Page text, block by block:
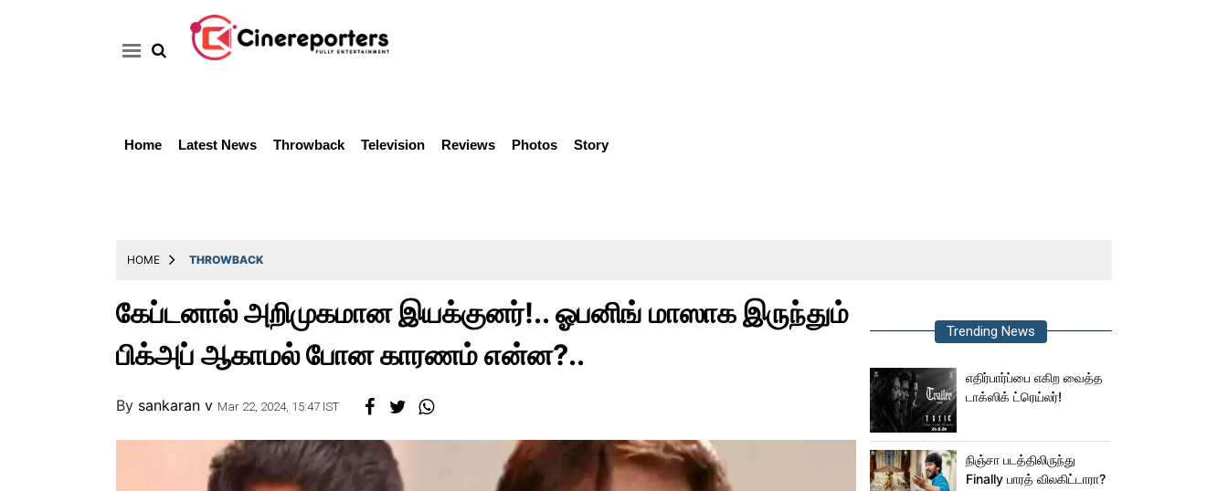
Home Latest News Throwback Television Reviews Photos Story
HOME THROWBACK
கேப்டனால் அறிமுகமான இயக்குனர்!.. ஓபனிங் மாஸாக இருந்தும்
பிக்அப் ஆகாமல் போன காரணம் என்ன?..
By sankaran v Mar 22, 2024, 15:47 IST
Trending News
எதிர்பார்ப்பை எகிற வைத்த
டாக்ஸிக் ட்ரெய்லர்!
நிஞ்சா படத்திலிருந்து
Finally பாரத் விலகிட்டாரா?